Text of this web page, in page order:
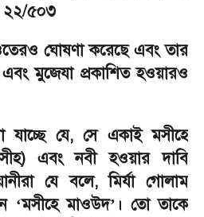
২২/৫০৩
ঘোষণা করেছে এবং তার
মুজেযা প্রকাশিত হওয়ারও
যে, সে একাই মসীহে
এবং নবী হওয়ার দাবি
যে বলে,মির্যা গোলাম
‘মসীহে মাওউদ’ । তো তাকে